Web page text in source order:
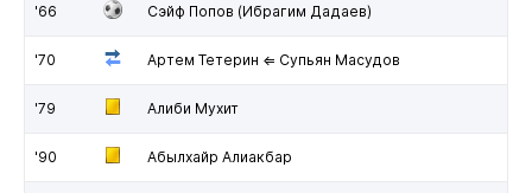
'66 Сэйф Попов (Ибрагим Дадаев)
'70 Артем Тетерин ⇐ Супьян Масудов
'79 Алиби Мухит
'90 Абылхайр Алиакбар